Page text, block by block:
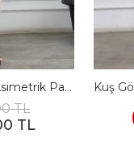
Eteği Katlı Çizgili Asimetrik Pamuk Elbise
TL
TL